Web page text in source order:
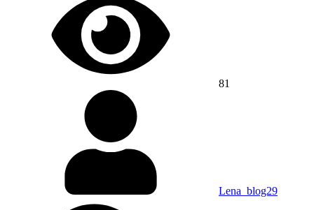
81
Lena_blog29